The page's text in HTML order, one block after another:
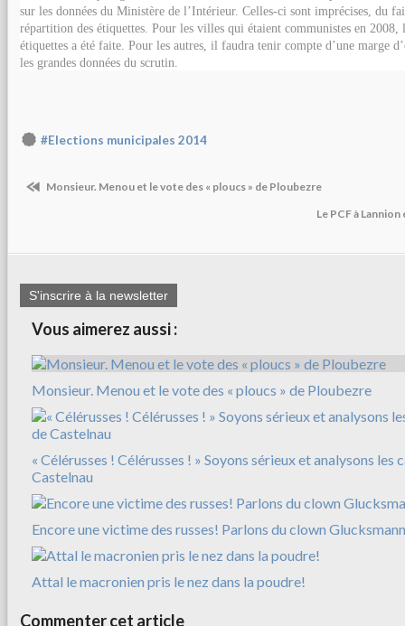
sur les données du Ministère de l’Intérieur. Celles-ci sont imprécises, du
répartition des étiquettes. Pour les villes qui étaient communistes en 2008,
étiquettes a été faite. Pour les autres, il faudra tenir compte d’une marge
les grandes données du scrutin.
#Elections municipales 2014
Monsieur. Menou et le vote des « ploucs » de Ploubezre
Le PCF à
S'inscrire à la newsletter
Vous aimerez aussi :
Monsieur. Menou et le vote des « ploucs » de Ploubezre
« Célérusses ! Célérusses ! » Soyons sérieux et analysons les
Castelnau
Encore une victime des russes! Parlons du clown Glucksmann
Attal le macronien pris le nez dans la poudre!
Commenter cet article